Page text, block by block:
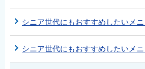
シニア世代にもおすすめしたいメ
シニア世代にもおすすめしたいメ